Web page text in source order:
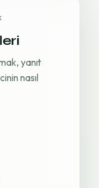
yanıt
nasıl